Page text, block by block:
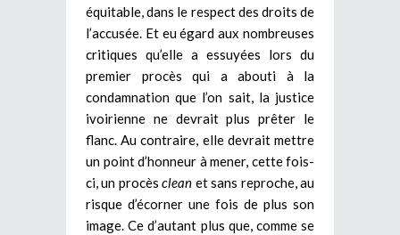
équitable, dans le respect des droits de
l’accusée. Et eu égard aux nombreuses
critiques qu’elle a essuyées lors du
premier procès qui a abouti à la
condamnation que l’on sait, la justice
ivoirienne ne devrait plus prêter le
flanc. Au contraire, elle devrait mettre
un point d’honneur à mener, cette fois-
ci, un procèsclean et sans reproche, au
risque d’écorner une fois de plus son
image. Ce d’autant plus que, comme se